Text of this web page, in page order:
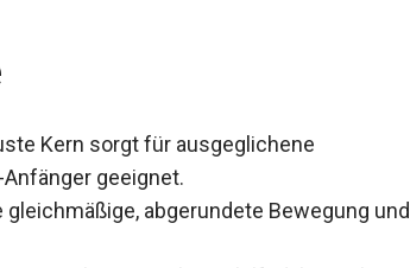
Kern sorgt für ausgeglichene
geeignet.
gleichmäßige, abgerundete Bewegung und